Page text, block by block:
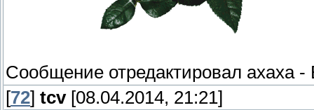
Сообщение отредактировал ахаха-
[72] tcv[08.04.2014, 21:21]